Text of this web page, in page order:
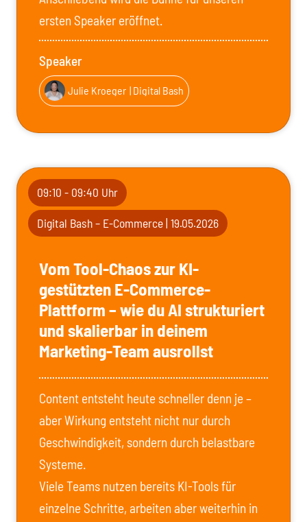
ersten Speaker eröffnet.
Speaker
Julie Kroeger | Digital Bash
09:10 - 09:40 Uhr
Digital Bash – E-Commerce | 19.05.2026
Vom Tool-Chaos zur KI-
gestützten E-Commerce-
Plattform – wie du AI strukturiert
und skalierbar in deinem
Marketing-Team ausrollst
Content entsteht heute schneller denn je –
aber Wirkung entsteht nicht nur durch
Geschwindigkeit, sondern durch belastbare
Systeme.
Viele Teams nutzen bereits KI-Tools für
einzelne Schritte, arbeiten aber weiterhin in